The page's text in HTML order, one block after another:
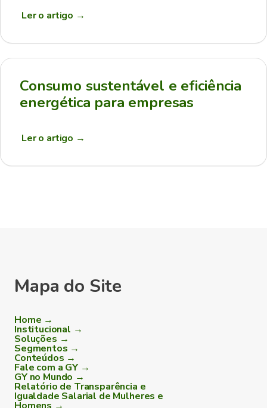
Ler o artigo →
Consumo sustentável e eficiência
energética para empresas
Ler o artigo →
Mapa do Site
Home →
Institucional →
Soluções →
Segmentos →
Conteúdos →
Fale com a GY →
GY no Mundo →
Relatório de Transparência e
Igualdade Salarial de Mulheres e